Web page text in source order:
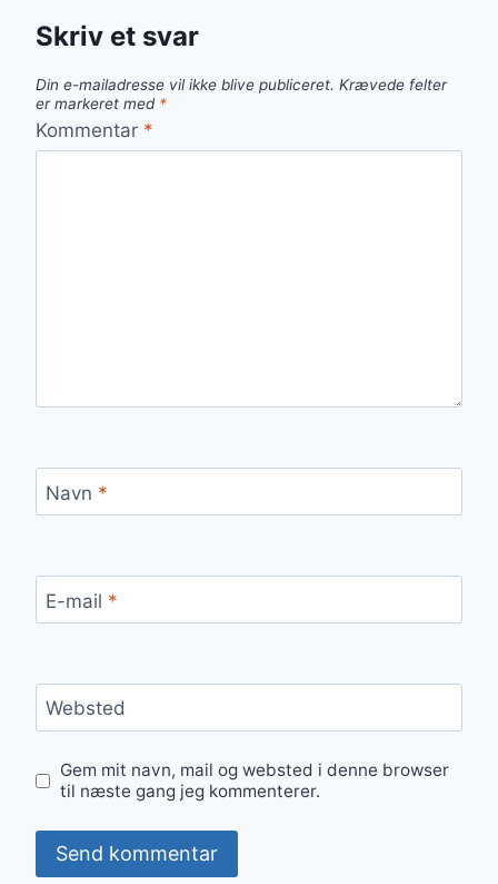
Skriv et svar
Din e-mailadresse vil ikke blive publiceret. Krævede felter
er markeret med *
Kommentar *
Navn *
E-mail *
Websted
Gem mit navn, mail og websted i denne browser
til næste gang jeg kommenterer.